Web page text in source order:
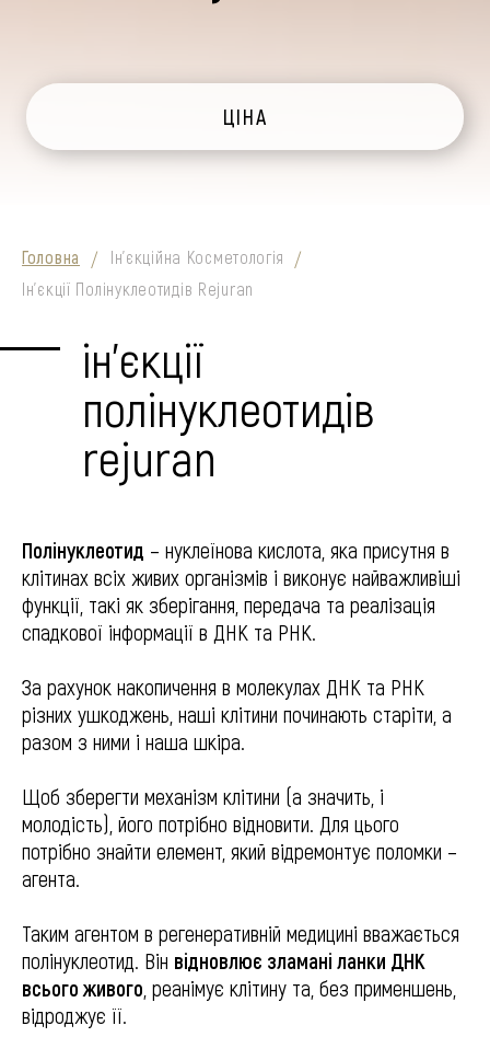
ЦІНА
Головна / Ін'єкційна Косметологія
/
Ін’єкції Полінуклеотидів Rejuran
ін’єкції
полінуклеотидів
rejuran
Полінуклеотид – нуклеїнова кислота, яка присутня в
клітинах всіх живих організмів і виконує найважливіші
функції, такі як зберігання, передача та реалізація
спадкової інформації в ДНК та РНК.
За рахунок накопичення в молекулах ДНК та РНК
різних ушкоджень, наші клітини починають старіти, а
разом з ними і наша шкіра.
Щоб зберегти механізм клітини (а значить, і
молодість), його потрібно відновити. Для цього
потрібно знайти елемент, який відремонтує поломки –
агента.
Таким агентом в регенеративній медицині вважається
полінуклеотид. Він відновлює зламані ланки ДНК
всього живого , реанімує клітину та, без применшень,
відроджує її.